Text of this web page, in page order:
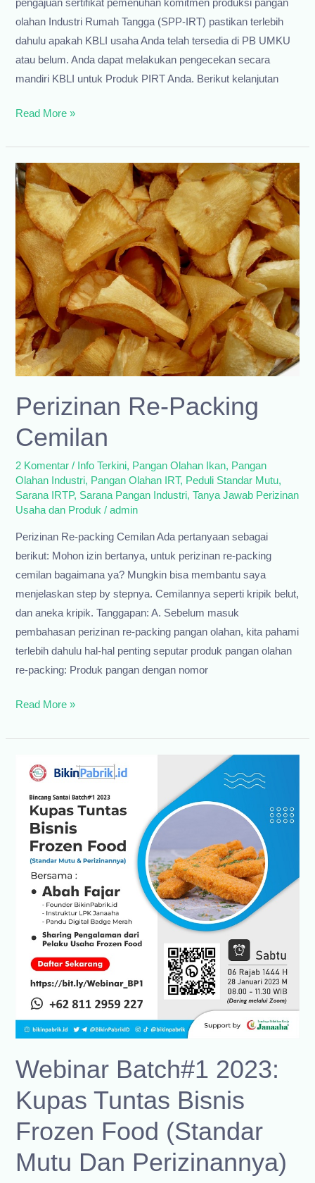
pengajuan sertifikat pemenuhan komitmen produksi pangan
olahan Industri Rumah Tangga (SPP-IRT) pastikan terlebih
dahulu apakah KBLI usaha Anda telah tersedia di PB UMKU
atau belum. Anda dapat melakukan pengecekan secara
mandiri KBLI untuk Produk PIRT Anda. Berikut kelanjutan
KBLI
Produk
PIRT
(2)
Read More »
Perizinan Re-Packing
Cemilan
2 Komentar / Info Terkini, Pangan Olahan Ikan, Pangan
Olahan Industri, Pangan Olahan IRT, Peduli Standar Mutu,
Sarana IRTP, Sarana Pangan Industri,Tanya Jawab Perizinan
Usaha dan Produk /admin
Perizinan Re-packing Cemilan Ada pertanyaan sebagai
berikut: Mohon izin bertanya, untuk perizinan re-packing
cemilan bagaimana ya? Mungkin bisa membantu saya
menjelaskan step by stepnya. Cemilannya seperti kripik belut,
dan aneka kripik. Tanggapan: A. Sebelum masuk
pembahasan perizinan re-packing pangan olahan, kita pahami
terlebih dahulu hal-hal penting seputar produk pangan olahan
re-packing: Produk pangan dengan nomor
Perizinan
packing
Read More »
Webinar Batch#1 2023:
Kupas Tuntas Bisnis
Frozen Food (Standar
Mutu Dan Perizinannya)